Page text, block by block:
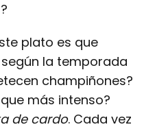
plato es que
según la temporada
champiñones?
más intenso?
de cardo. Cada vez